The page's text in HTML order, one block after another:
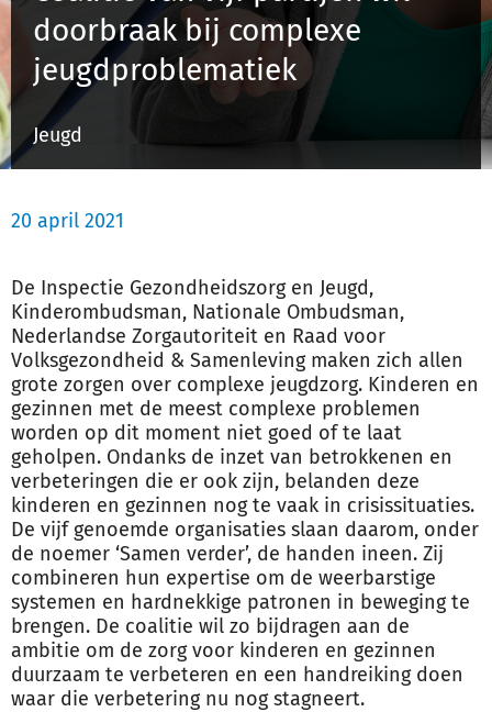
Inloggen
doorbraak bij complexe
jeugdproblematiek
Jeugd
20 april 2021
De Inspectie Gezondheidszorg en Jeugd,
Kinderombudsman, Nationale Ombudsman,
Nederlandse Zorgautoriteit en Raad voor
Volksgezondheid & Samenleving maken zich allen
grote zorgen over complexe jeugdzorg. Kinderen en
gezinnen met de meest complexe problemen
worden op dit moment niet goed of te laat
geholpen. Ondanks de inzet van betrokkenen en
verbeteringen die er ook zijn, belanden deze
kinderen en gezinnen nog te vaak in crisissituaties.
De vijf genoemde organisaties slaan daarom, onder
de noemer ‘Samen verder’, de handen ineen. Zij
combineren hun expertise om de weerbarstige
systemen en hardnekkige patronen in beweging te
brengen. De coalitie wil zo bijdragen aan de
ambitie om de zorg voor kinderen en gezinnen
duurzaam te verbeteren en een handreiking doen
waar die verbetering nu nog stagneert.